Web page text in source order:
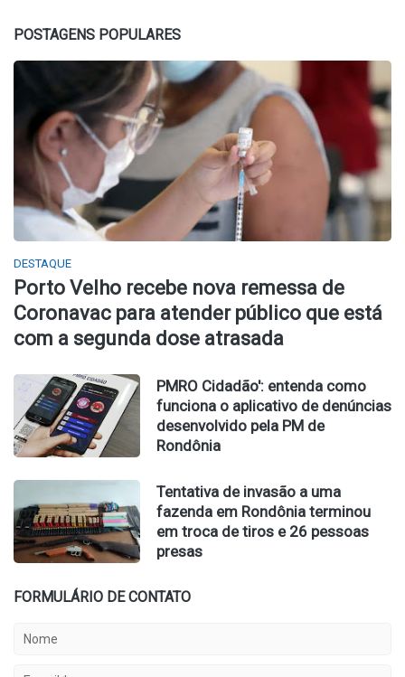
POSTAGENS POPULARES
DESTAQUE
Porto Velho recebe nova remessa de
Coronavac para atender público que está
com a segunda dose atrasada
PMRO Cidadão': entenda como
funciona o aplicativo de denúncias
desenvolvido pela PM de
Rondônia
Tentativa de invasão a uma
fazenda em Rondônia terminou
em troca de tiros e 26 pessoas
presas
FORMULÁRIO DE CONTATO